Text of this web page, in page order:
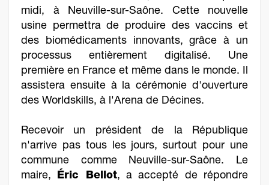
midi, à Neuville-sur-Saône. Cette nouvelle
usine permettra de produire des vaccins et
des biomédicaments innovants, grâce à un
processus entièrement digitalisé. Une
première en France et même dans le monde. Il
assistera ensuite à la cérémonie d'ouverture
des Worldskills, à l'Arena de Décines.
Recevoir un président de la République
n'arrive pas tous les jours, surtout pour une
commune comme Neuville-sur-Saône. Le
maire, Éric Bellot, a accepté de répondre